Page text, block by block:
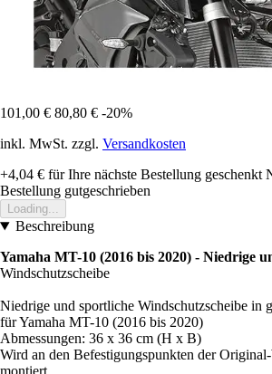
101,00 € 80,80 € -20%
inkl. MwSt. zzgl. Versandkosten
+4,04 € für Ihre nächste Bestellung geschenkt
Bestellung gutgeschrieben
Loading...
Beschreibung
Yamaha MT-10 (2016 bis 2020) - Niedrige
Windschutzscheibe
Niedrige und sportliche Windschutzscheibe in
für Yamaha MT-10 (2016 bis 2020)
Abmessungen: 36 x 36 cm (H x B)
Wird an den Befestigungspunkten der